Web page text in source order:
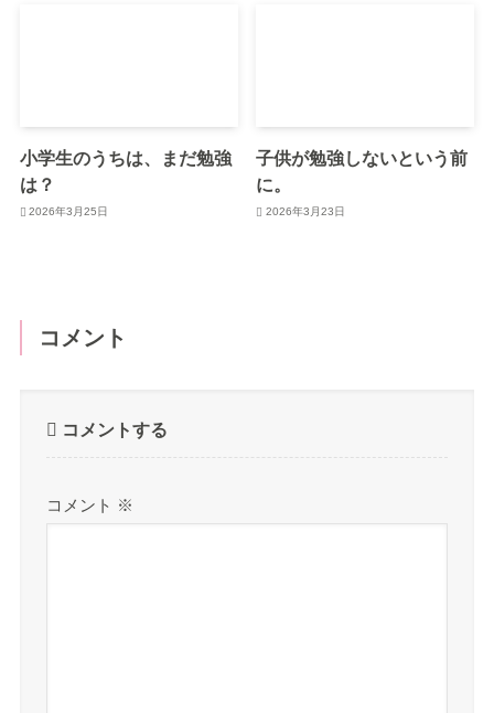
小学生のうちは、まだ勉強
は？
2026年3月25日
子供が勉強しないという前
に。
2026年3月23日
コメント
コメントする
コメント ※